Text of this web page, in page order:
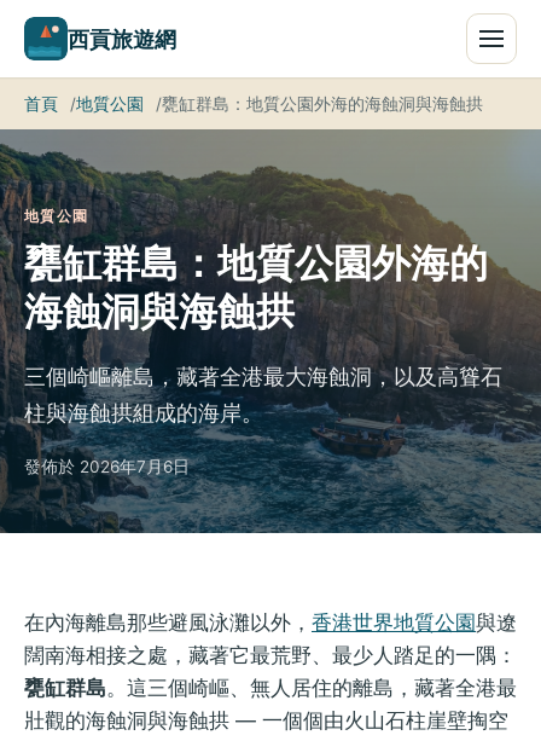
西貢旅遊網
首頁 地質公園 甕缸群島：地質公園外海的海蝕洞與海蝕拱
地質公園
甕缸群島：地質公園外海的
海蝕洞與海蝕拱
三個崎嶇離島，藏著全港最大海蝕洞，以及高聳石
柱與海蝕拱組成的海岸。
發佈於 2026年7月6日
在內海離島那些避風泳灘以外， 香港世界地質公園與遼
闊南海相接之處，藏著它最荒野、最少人踏足的一隅：
甕缸群島。這三個崎嶇、無人居住的離島，藏著全港最
壯觀的海蝕洞與海蝕拱 — 一個個由火山石柱崖壁掏空